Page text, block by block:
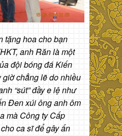
tặng hoa cho bạn
anh Răn là một
đội bóng đá Kiến
giờ chẳng lẽ do nhiều
“sút” đầy e lệ như
Đen xúi ông anh ôm
mà Công ty Cấp
ca sĩ để gây ấn